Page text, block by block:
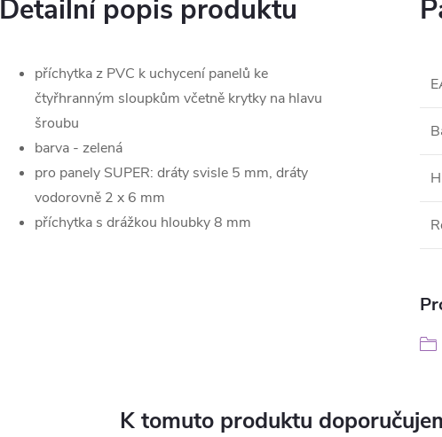
Detailní popis produktu
příchytka z PVC k uchycení panelů ke
čtyřhranným sloupkům včetně krytky na hlavu
šroubu
barva - zelená
pro panely SUPER: dráty svisle 5 mm, dráty
vodorovně 2 x 6 mm
příchytka s drážkou hloubky 8 mm
K tomuto produktu